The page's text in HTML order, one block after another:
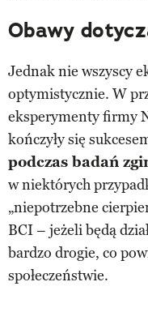
Obawy
Jednak nie wszyscy
optymistycznie. W
eksperymenty firmy
kończyły się
podczas badań
w niektórych
„niepotrzebne
BCI – jeżeli będą
bardzo drogie, co
społeczeństwie.